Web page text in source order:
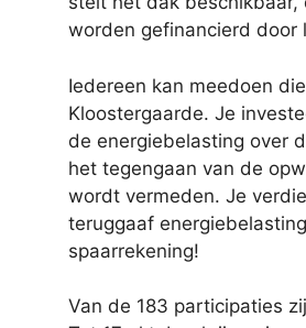
worden gefinancierd door
Iedereen kan meedoen die in en rondom het postcodegebied 3998 woont, de postcode van De
Kloostergaarde. Je
de energiebelasting over
het tegengaan van de
wordt vermeden. Je
teruggaaf
spaarrekening!
Van de 183 participaties zijn er inmiddels 76 verkocht, waarvan ongeveer de helft in Schalkwijk zelf.